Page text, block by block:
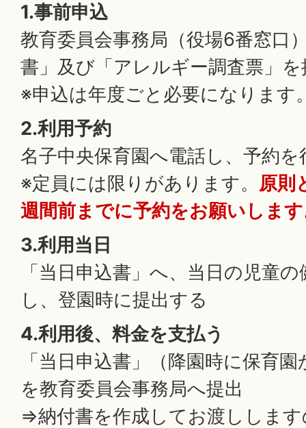
1.事前申込
教育委員会事務局（役場6番窓口
書」及び「アレルギー調査票」
※申込は年度ごと必要になります
2.利用予約
名子中央保育園へ電話し、予約を
※定員には限りがあります。 原則
週間前までに予約をお願いしま
3.利用当日
「当日申込書」へ、当日の児童
し、登園時に提出する
4.利用後、料金を支払う
「当日申込書」（降園時に保育
を教育委員会事務局へ提出
⇒納付書を作成してお渡ししま